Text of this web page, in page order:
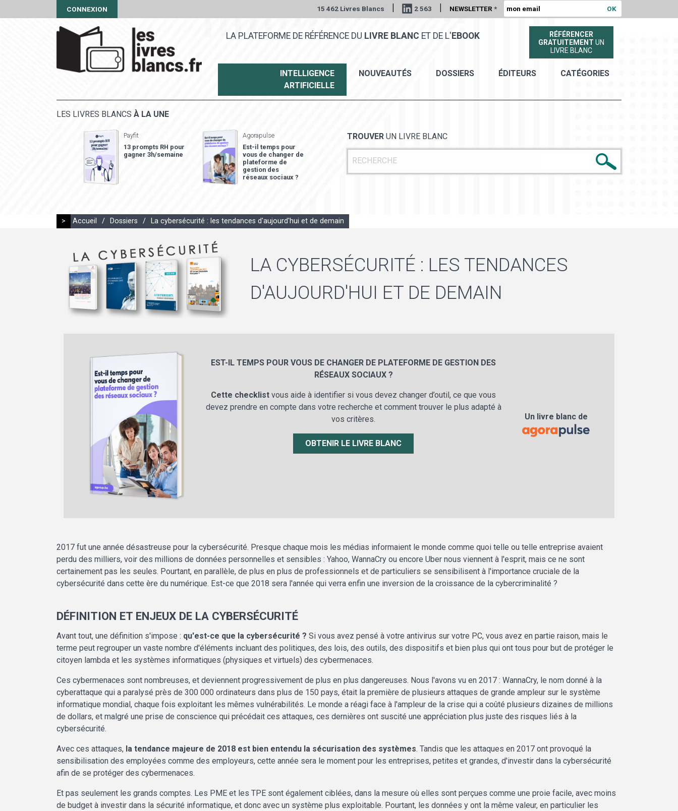
CONNEXION 15 462 Livres Blancs | 2 563 | NEWSLETTER *
LA PLATEFORME DE RÉFÉRENCE DU LIVRE BLANC ET DE L' EBOOK
RÉFÉRENCER
GRATUITEMENT UN
LIVRE BLANC
INTELLIGENCE
ARTIFICIELLE
NOUVEAUTÉS DOSSIERS ÉDITEURS CATÉGORIES
LES LIVRES BLANCS À LA UNE
Payfit
13 prompts RH pour
gagner 3h/semaine
Agorapulse
Est-il temps pour
vous de changer de
plateforme de
gestion des
réseaux sociaux ?
TROUVER UN LIVRE BLANC
> Accueil / Dossiers / La cybersécurité : les tendances d'aujourd'hui et de demain
LA CYBERSÉCURITÉ : LES TENDANCES
D'AUJOURD'HUI ET DE DEMAIN
EST-IL TEMPS POUR VOUS DE CHANGER DE PLATEFORME DE GESTION DES
RÉSEAUX SOCIAUX ?
Cette checklist vous aide à identifier si vous devez changer d’outil, ce que vous
devez prendre en compte dans votre recherche et comment trouver le plus adapté à
vos critères.
OBTENIR LE LIVRE BLANC
Un livre blanc de
2017 fut une année désastreuse pour la cybersécurité. Presque chaque mois les médias informaient le monde comme quoi telle ou telle entreprise avaient
perdu des milliers, voir des millions de données personnelles et sensibles : Yahoo, WannaCry ou encore Uber nous viennent à l'esprit, mais ce ne sont
certainement pas les seules. Pourtant, en parallèle, de plus en plus de professionnels et de particuliers se sensibilisent à l'importance cruciale de la
cybersécurité dans cette ère du numérique. Est-ce que 2018 sera l'année qui verra enfin une inversion de la croissance de la cybercriminalité ?
DÉFINITION ET ENJEUX DE LA CYBERSÉCURITÉ
Avant tout, une définition s'impose : qu'est-ce que la cybersécurité ? Si vous avez pensé à votre antivirus sur votre PC, vous avez en partie raison, mais le
terme peut regrouper un vaste nombre d'éléments incluant des politiques, des lois, des outils, des dispositifs et bien plus qui ont tous pour but de protéger le
citoyen lambda et les systèmes informatiques (physiques et virtuels) des cybermenaces.
Ces cybermenaces sont nombreuses, et deviennent progressivement de plus en plus dangereuses. Nous l'avons vu en 2017 : WannaCry, le nom donné à la
cyberattaque qui a paralysé près de 300 000 ordinateurs dans plus de 150 pays, était la première de plusieurs attaques de grande ampleur sur le système
informatique mondial, chaque fois exploitant les mêmes vulnérabilités. Le monde a réagi face à l'ampleur de la crise qui a coûté plusieurs dizaines de millions
de dollars, et malgré une prise de conscience qui précédait ces attaques, ces dernières ont suscité une appréciation plus juste des risques liés à la
cybersécurité.
Avec ces attaques, la tendance majeure de 2018 est bien entendu la sécurisation des systèmes. Tandis que les attaques en 2017 ont provoqué la
sensibilisation des employées comme des employeurs, cette année sera le moment pour les entreprises, petites et grandes, d'investir dans la cybersécurité
afin de se protéger des cybermenaces.
Et pas seulement les grands comptes. Les PME et les TPE sont également ciblées, dans la mesure où elles sont perçues comme une proie facile, avec moins
de budget à investir dans la sécurité informatique, et donc avec un système plus exploitable. Pourtant, les données y ont la même valeur, en particulier les